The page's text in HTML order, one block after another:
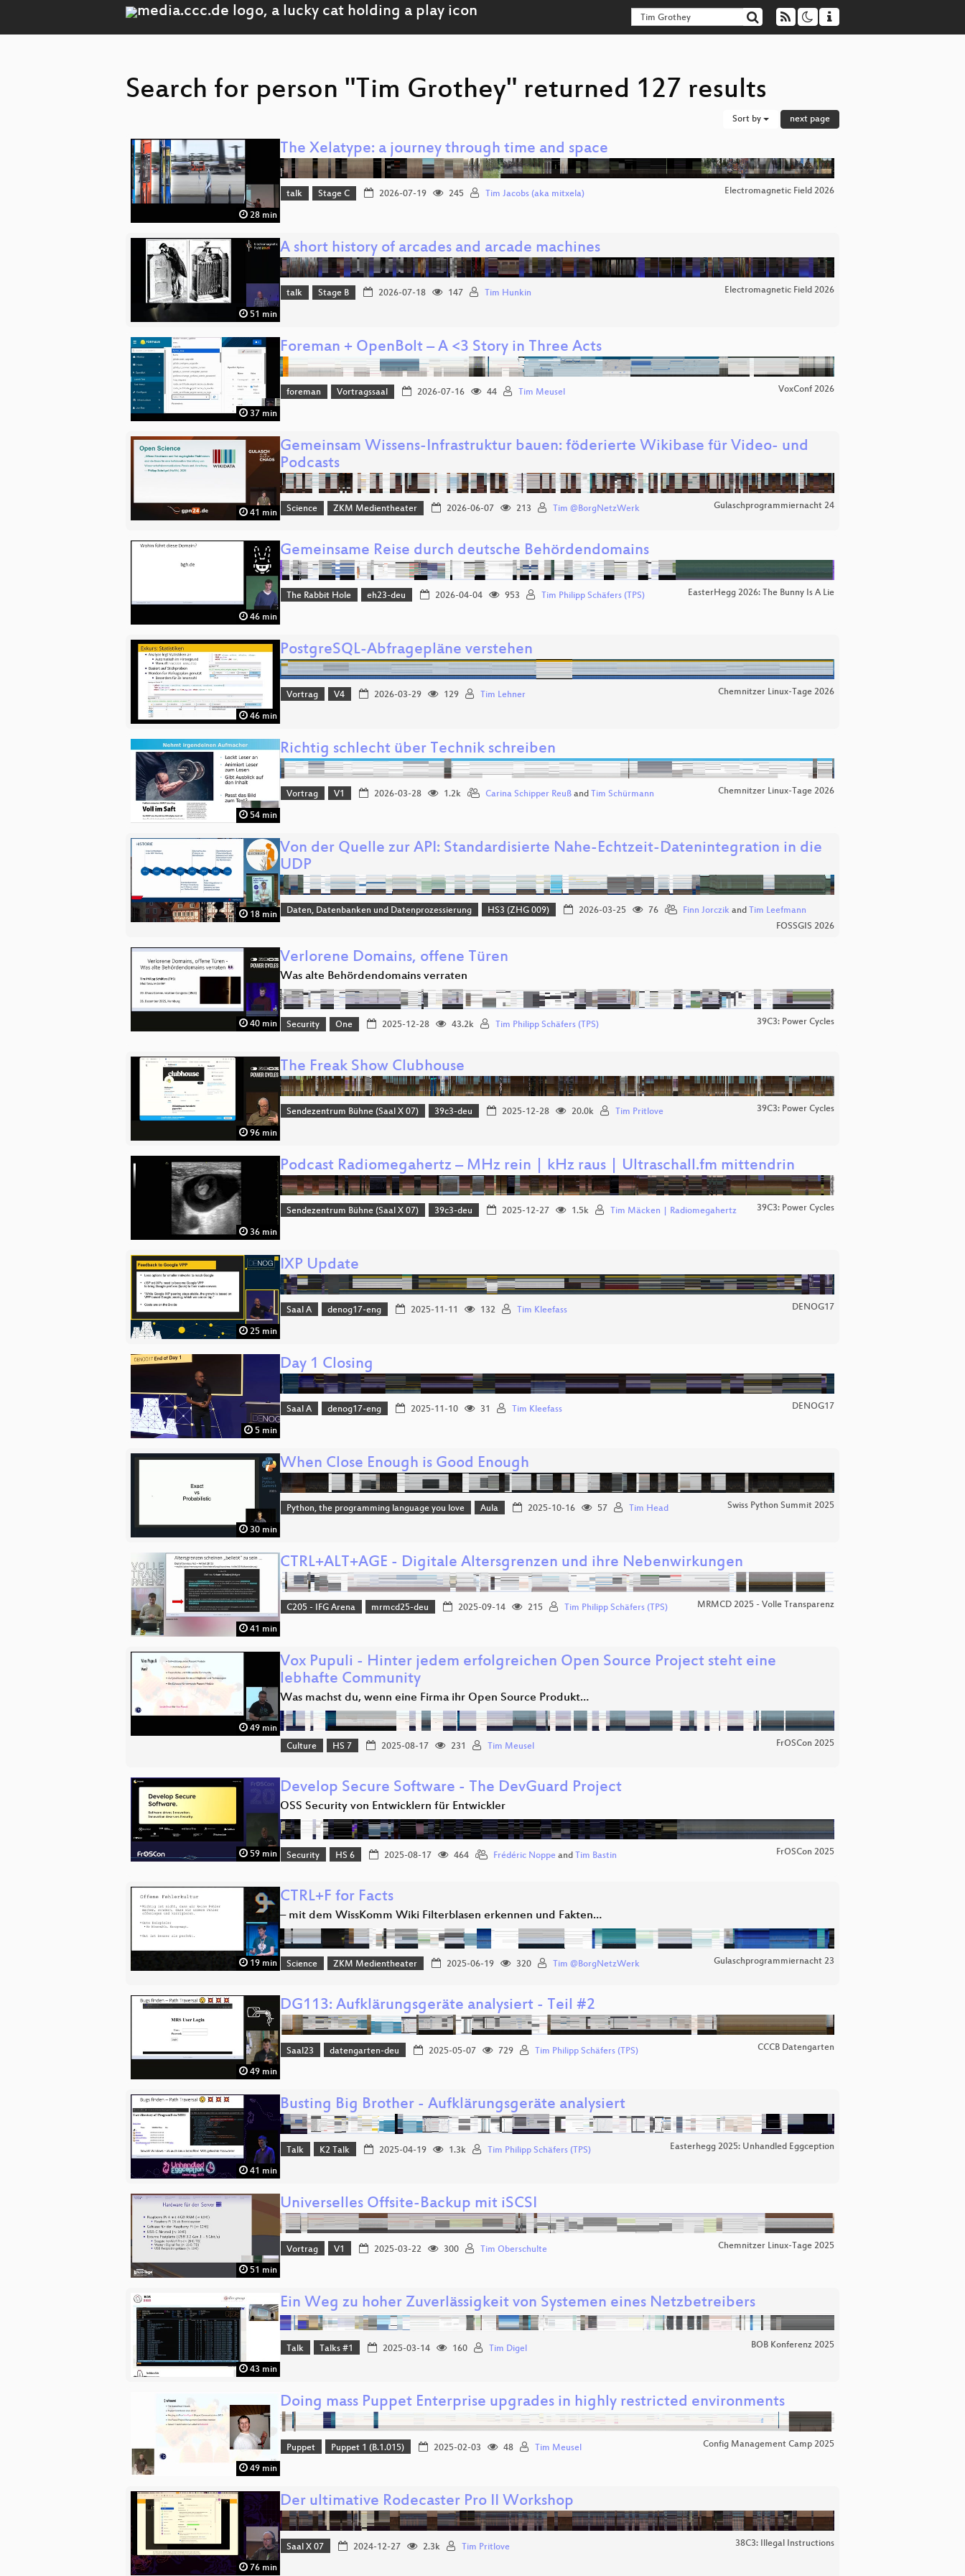
Search for person "Tim Grothey" returned 127 results
Sort by next page
28 min
The Xelatype: a journey through time and space
talk Stage C 2026-07-19 245 Tim Jacobs (aka mitxela) Electromagnetic Field 2026
51 min
A short history of arcades and arcade machines
talk Stage B 2026-07-18 147 Tim Hunkin Electromagnetic Field 2026
37 min
Foreman + OpenBolt – A <3 Story in Three Acts
foreman Vortragssaal 2026-07-16 44 Tim Meusel VoxConf 2026
41 min
Gemeinsam Wissens-Infrastruktur bauen: föderierte Wikibase für Video- und
Podcasts
Science ZKM Medientheater 2026-06-07 213 Tim @BorgNetzWerk Gulaschprogrammiernacht 24
46 min
Gemeinsame Reise durch deutsche Behördendomains
The Rabbit Hole eh23-deu 2026-04-04 953 Tim Philipp Schäfers (TPS) EasterHegg 2026: The Bunny Is A Lie
46 min
PostgreSQL-Abfragepläne verstehen
Vortrag V4 2026-03-29 129 Tim Lehner Chemnitzer Linux-Tage 2026
54 min
Richtig schlecht über Technik schreiben
Vortrag V1 2026-03-28 1.2k Carina Schipper Reußand Tim Schürmann Chemnitzer Linux-Tage 2026
18 min
Von der Quelle zur API: Standardisierte Nahe-Echtzeit-Datenintegration in die
UDP
Daten, Datenbanken und Datenprozessierung HS3 (ZHG 009) 2026-03-25 76 Finn Jorczikand Tim Leefmann
FOSSGIS 2026
40 min
Verlorene Domains, offene Türen
Was alte Behördendomains verraten
Security One 2025-12-28 43.2k Tim Philipp Schäfers (TPS) 39C3: Power Cycles
96 min
The Freak Show Clubhouse
Sendezentrum Bühne (Saal X 07) 39c3-deu 2025-12-28 20.0k Tim Pritlove 39C3: Power Cycles
36 min
Podcast Radiomegahertz – MHz rein | kHz raus | Ultraschall.fm mittendrin
Sendezentrum Bühne (Saal X 07) 39c3-deu 2025-12-27 1.5k Tim Mäcken | Radiomegahertz 39C3: Power Cycles
25 min
IXP Update
Saal A denog17-eng 2025-11-11 132 Tim Kleefass DENOG17
5 min
Day 1 Closing
Saal A denog17-eng 2025-11-10 31 Tim Kleefass DENOG17
30 min
When Close Enough is Good Enough
Python, the programming language you love Aula 2025-10-16 57 Tim Head Swiss Python Summit 2025
41 min
CTRL+ALT+AGE - Digitale Altersgrenzen und ihre Nebenwirkungen
C205 - IFG Arena mrmcd25-deu 2025-09-14 215 Tim Philipp Schäfers (TPS) MRMCD 2025 - Volle Transparenz
49 min
Vox Pupuli - Hinter jedem erfolgreichen Open Source Project steht eine
lebhafte Community
Was machst du, wenn eine Firma ihr Open Source Produkt…
Culture HS 7 2025-08-17 231 Tim Meusel FrOSCon 2025
59 min
Develop Secure Software - The DevGuard Project
OSS Security von Entwicklern für Entwickler
Security HS 6 2025-08-17 464 Frédéric Noppeand Tim Bastin FrOSCon 2025
19 min
CTRL+F for Facts
– mit dem WissKomm Wiki Filterblasen erkennen und Fakten…
Science ZKM Medientheater 2025-06-19 320 Tim @BorgNetzWerk Gulaschprogrammiernacht 23
49 min
DG113: Aufklärungsgeräte analysiert - Teil #2
Saal23 datengarten-deu 2025-05-07 729 Tim Philipp Schäfers (TPS) CCCB Datengarten
41 min
Busting Big Brother - Aufklärungsgeräte analysiert
Talk K2 Talk 2025-04-19 1.3k Tim Philipp Schäfers (TPS) Easterhegg 2025: Unhandled Eggception
51 min
Universelles Offsite-Backup mit iSCSI
Vortrag V1 2025-03-22 300 Tim Oberschulte Chemnitzer Linux-Tage 2025
43 min
Ein Weg zu hoher Zuverlässigkeit von Systemen eines Netzbetreibers
Talk Talks #1 2025-03-14 160 Tim Digel BOB Konferenz 2025
49 min
Doing mass Puppet Enterprise upgrades in highly restricted environments
Puppet Puppet 1 (B.1.015) 2025-02-03 48 Tim Meusel Config Management Camp 2025
76 min
Der ultimative Rodecaster Pro II Workshop
Saal X 07 2024-12-27 2.3k Tim Pritlove 38C3: Illegal Instructions